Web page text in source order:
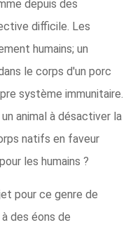
depuis des
difficile. Les
humains; un
le corps d'un porc
système immunitaire.
animal à désactiver la
natifs en faveur
les humains ?
pour ce genre de
des éons de